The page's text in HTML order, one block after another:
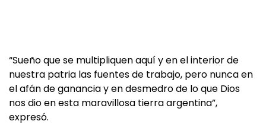
“Sueño que se multipliquen aquí y en el interior de
nuestra patria las fuentes de trabajo, pero nunca en
el afán de ganancia y en desmedro de lo que Dios
nos dio en esta maravillosa tierra argentina”,
expresó.